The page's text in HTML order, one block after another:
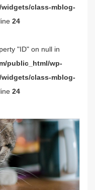
class-mblog-
24
"ID" on null in
public_html/wp-
class-mblog-
24